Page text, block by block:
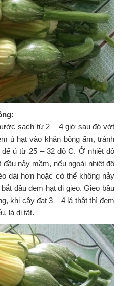
sạch từ 2 – 4 giờ sau đó vớt
ủ hạt vào khăn bông ẩm, tránh
ủ từ 25 – 32 độ C. Ở nhiệt độ
nảy mầm, nếu ngoài nhiệt độ
dài hơn hoặc có thể không nảy
đầu đem hạt đi gieo. Gieo bầu
khi cây đạt 3 – 4 lá thật thì đem
lá dị tật.